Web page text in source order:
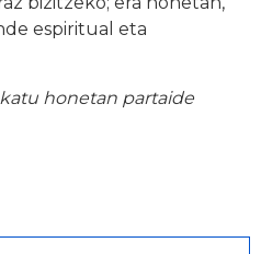
espiritual eta
honetan partaide